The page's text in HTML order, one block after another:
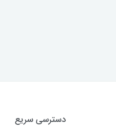
دسترسی سریع